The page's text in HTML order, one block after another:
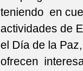
teniendo en
actividades de
el Día de la
ofrecen